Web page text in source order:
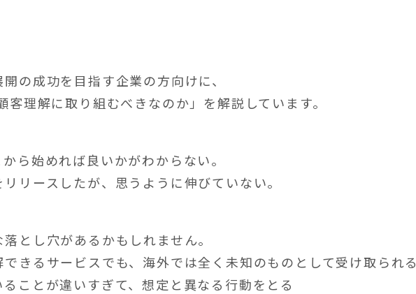
の成功を目指す企業の方向けに、
客理解に取り組むべきなのか」を解説しています。
ら始めれば良いかがわからない。
リースしたが、思うように伸びていない。
とし穴があるかもしれません。
きるサービスでも、海外では全く未知のものとして受け取られる
ことが違いすぎて、想定と異なる行動をとる